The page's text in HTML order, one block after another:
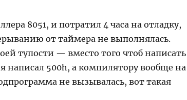
8051, и потратил 4 часа на отладку,
от таймера не выполнялась.
тупости — вместо того чтоб написать
написал 500h, а компилятору вообще на
не вызывалась, вот такая